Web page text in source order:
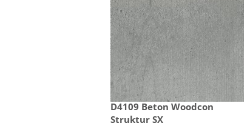
D4109 Beton Woodcon
Struktur SX